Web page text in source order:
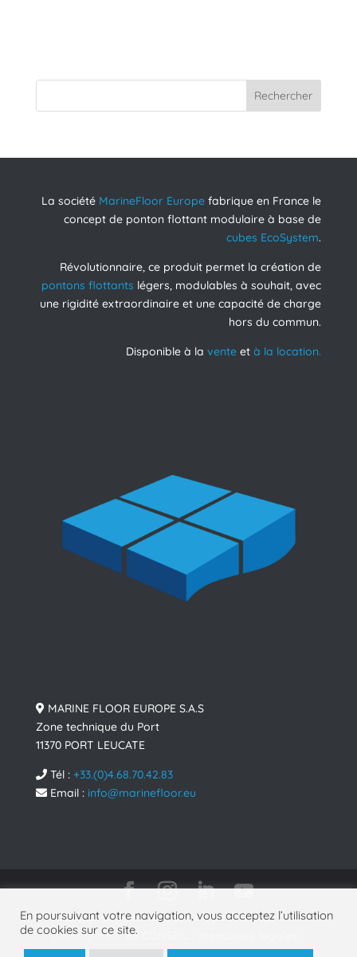
Rechercher
La société MarineFloor Europe fabrique en France le
concept de ponton flottant modulaire à base de
cubes EcoSystem.
Révolutionnaire, ce produit permet la création de
pontons flottants légers, modulables à souhait, avec
une rigidité extraordinaire et une capacité de charge
hors du commun.
Disponible à lavente età la location.
MARINE FLOOR EUROPE S.A.S
Zone technique du Port
11370 PORT LEUCATE
Tél : +33.(0)4.68.70.42.83
Email : info@marinefloor.eu
ConceptionMarineFloor Europe& Design and
developmentBS CONSEIL
politica de privacidad- © 2025
En poursuivant votre navigation, vous acceptez l’utilisation
de cookies sur ce site.